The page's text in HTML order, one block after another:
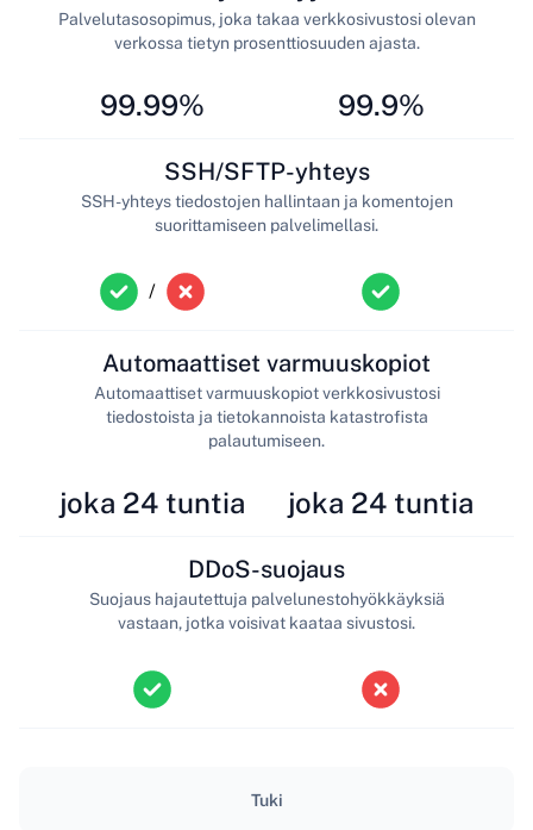
99.99%
Palvelutasosopimus, joka takaa verkkosivustosi olevan
verkossa tietyn prosenttiosuuden ajasta.
99.9%
/
SSH/SFTP-yhteys
SSH-yhteys tiedostojen hallintaan ja komentojen
suorittamiseen palvelimellasi.
joka 24 tuntia
Automaattiset varmuuskopiot
Automaattiset varmuuskopiot verkkosivustosi
tiedostoista ja tietokannoista katastrofista
palautumiseen.
joka 24 tuntia
DDoS-suojaus
Suojaus hajautettuja palvelunestohyökkäyksiä
vastaan, jotka voisivat kaataa sivustosi.
Tuki